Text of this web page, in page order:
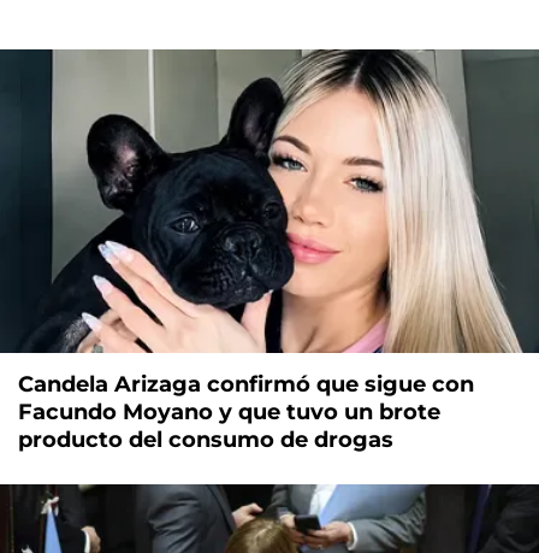
Candela Arizaga confirmó que sigue con
Facundo Moyano y que tuvo un brote
producto del consumo de drogas